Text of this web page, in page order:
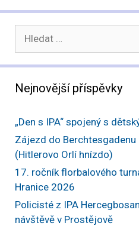
Nejnovější příspěvky
„Den s IPA“ spojený s
Zájezd do Berchtesgadenu
(Hitlerovo Orlí hnízdo)
17. ročník florbalového
Hranice 2026
Policisté z IPA
návštěvě v Prostějově